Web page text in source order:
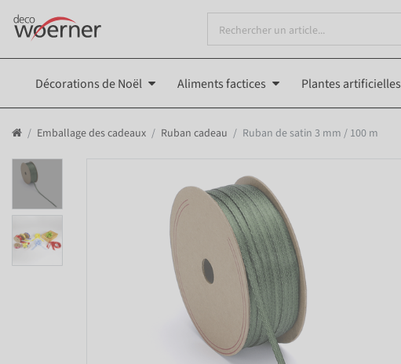
Décorations de Noël Aliments factices Plantes artificielles
Emballage des cadeaux Ruban cadeau Ruban de satin 3 mm / 100 m